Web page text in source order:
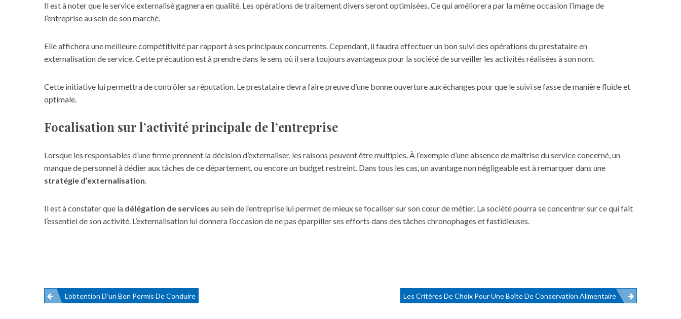
Il est à noter que le service externalisé gagnera en qualité. Les opérations de traitement divers seront optimisées. Ce qui améliorera par la même occasion l’image de
l’entreprise au sein de son marché.
Elle affichera une meilleure compétitivité par rapport à ses principaux concurrents. Cependant, il faudra effectuer un bon suivi des opérations du prestataire en
externalisation de service. Cette précaution est à prendre dans le sens où il sera toujours avantageux pour la société de surveiller les activités réalisées à son nom.
Cette initiative lui permettra de contrôler sa réputation. Le prestataire devra faire preuve d’une bonne ouverture aux échanges pour que le suivi se fasse de manière fluide et
optimale.
Focalisation sur l’activité principale de l’entreprise
Lorsque les responsables d’une firme prennent la décision d’externaliser, les raisons peuvent être multiples. À l’exemple d’une absence de maîtrise du service concerné, un
manque de personnel à dédier aux tâches de ce département, ou encore un budget restreint. Dans tous les cas, un avantage non négligeable est à remarquer dans une
stratégie d’externalisation.
Il est à constater que la délégation de services au sein de l’entreprise lui permet de mieux se focaliser sur son cœur de métier. La société pourra se concentrer sur ce qui fait
l’essentiel de son activité. L’externalisation lui donnera l’occasion de ne pas éparpiller ses efforts dans des tâches chronophages et fastidieuses.
Navigation
L’obtention D’un Bon Permis De Conduire Les Critères De Choix Pour Une Boîte De Conservation Alimentaire